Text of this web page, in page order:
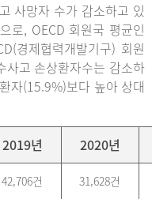
사망자 수가 감소하고 있
로, OECD 회원국 평균인
경제협력개발기구) 회원
고 손상환자수는 감소하
자(15.9%)보다 높아 상대
2019년
2020년
42,706건 31,628건